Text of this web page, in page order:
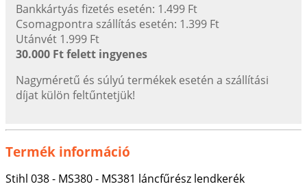
Bankkártyás fizetés esetén: 1.499 Ft
Csomagpontra szállítás esetén: 1.399 Ft
Utánvét 1.999 Ft
30.000 Ft felett ingyenes
Nagyméretű és súlyú termékek esetén a szállítási
díjat külön feltűntetjük!
Termék információ
Stihl 038 - MS380 - MS381 láncfűrész lendkerék